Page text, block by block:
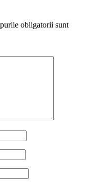
obligatorii sunt